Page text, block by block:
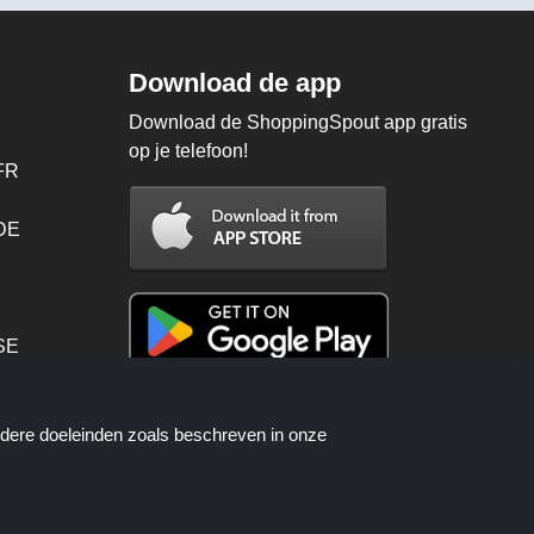
Download de app
Download de ShoppingSpout app gratis
op je telefoon!
doeleinden zoals beschreven in onze